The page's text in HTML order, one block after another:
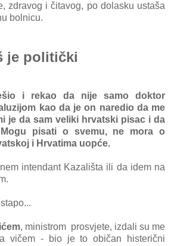
zdravog i čitavog, po dolasku ustaša
bolnicu.
je politički
i rekao da nije samo doktor
kao da je on naredio da me
je da sam veliki hrvatski pisac i da
pisati o svemu, ne mora o
i Hrvatima uopće.
intendant Kazališta ili da idem na
, ministrom prosvjete, izdali su me
vičem - bio je to običan histerični